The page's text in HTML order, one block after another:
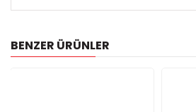
BENZER ÜRÜNLER